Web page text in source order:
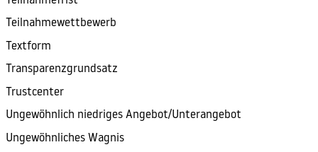
Teilnahmewettbewerb
Textform
Transparenzgrundsatz
Trustcenter
Ungewöhnlich niedriges Angebot/Unterangebot
Ungewöhnliches Wagnis